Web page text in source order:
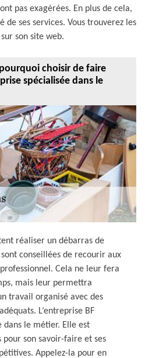
pas exagérées. En plus de cela,
ses services. Vous trouverez les
son site web.
choisir de faire
spécialisée dans le
réaliser un débarras de
conseillées de recourir aux
Cela ne leur fera
mais leur permettra
travail organisé avec des
L’entreprise BF
dans le métier. Elle est
pour son savoir-faire et ses
Appelez-la pour en